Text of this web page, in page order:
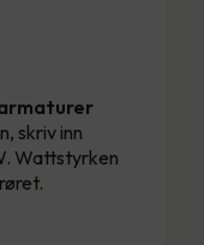
skriv inn
Wattstyrken